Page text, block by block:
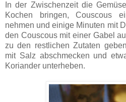
In der Zwischenzeit die
Kochen bringen, Couscous
nehmen und einige Minuten mit
den Couscous mit einer Gabel
zu den restlichen Zutaten
mit Salz abschmecken und
Koriander unterheben.